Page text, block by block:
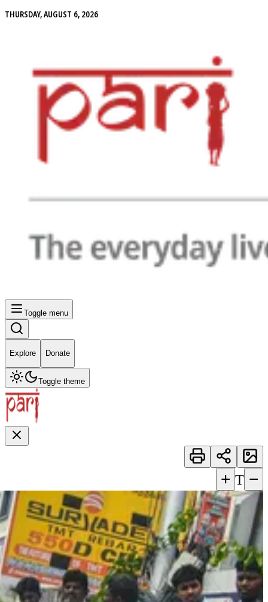
THURSDAY, AUGUST 6, 2026
Toggle menu
Explore Donate
Toggle theme
−
T
+